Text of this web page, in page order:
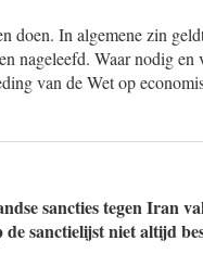
doen. In algemene zin
nageleefd. Waar nodig
van de Wet op
sancties tegen Iran
sanctielijst niet altijd